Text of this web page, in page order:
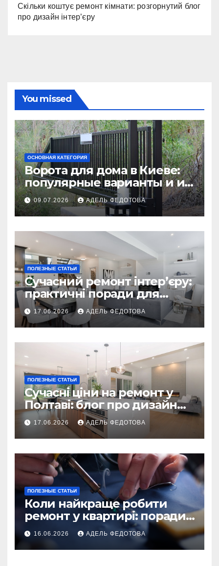
Скільки коштує ремонт кімнати: розгорнутий блог
про дизайн інтер’єру
You missed
ОСНОВНАЯ КАТЕГОРИЯ
Ворота для дома в Киеве:
популярные варианты и их
особенности
09.07.2026 АДЕЛЬ ФЕДОТОВА
ПОЛЕЗНЫЕ СТАТЬИ
Сучасний ремонт інтер’єру:
практичні поради для
українських власників
17.06.2026 АДЕЛЬ ФЕДОТОВА
ПОЛЕЗНЫЕ СТАТЬИ
Сучасні ціни на ремонт у
Полтаві: блог про дизайн
інтер\’єру
17.06.2026 АДЕЛЬ ФЕДОТОВА
ПОЛЕЗНЫЕ СТАТЬИ
Коли найкраще робити
ремонт у квартирі: поради
та особливості 2026
16.06.2026 АДЕЛЬ ФЕДОТОВА